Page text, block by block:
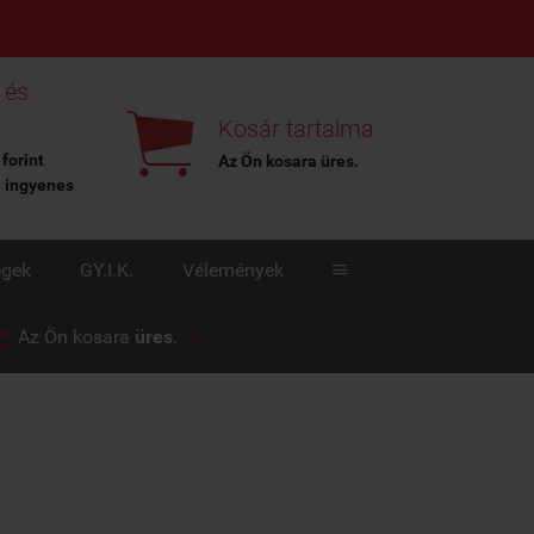
forint
 Kosár tartalma
Az Ön kosara üres.
GY.I.K. Vélemények 
Az Ön kosara üres. 